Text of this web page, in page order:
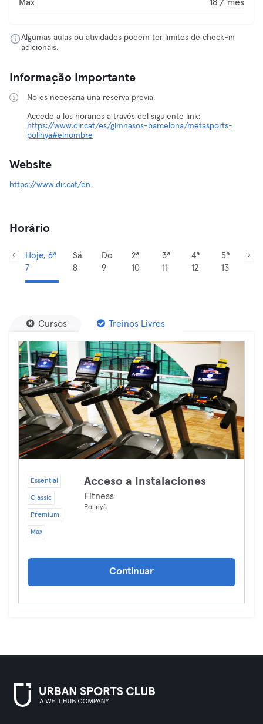
Max 18 / mês
Algumas aulas ou atividades podem ter limites de check-in
adicionais.
Informação Importante
No es necesaria una reserva previa.
Accede a los horarios a través del siguiente link:
https://www.dir.cat/es/gimnasos-barcelona/metasports-
polinya#elnombre
Website
https://www.dir.cat/en
Horário
Hoje, 6ª
7
Sá
8
Do
9
2ª
10
3ª
11
4ª
12
5ª
13
Cursos Treinos Livres
Essential
Classic
Premium
Max
Acceso a Instalaciones
Fitness
Polinyà
Continuar